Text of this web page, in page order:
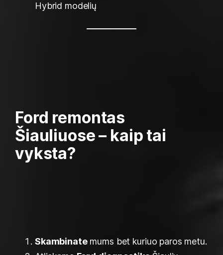
Hybrid modelių
Ford remontas
Šiauliuose – kaip tai
vyksta?
Skambinatemums bet kuriuo paros metu.